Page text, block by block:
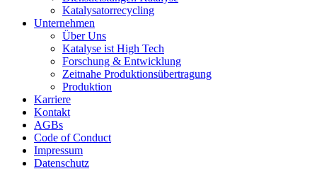
Katalysatorrecycling
Unternehmen
Über Uns
Katalyse ist High Tech
Forschung & Entwicklung
Zeitnahe Produktionsübertragung
Produktion
Karriere
Kontakt
AGBs
Code of Conduct
Impressum
Datenschutz